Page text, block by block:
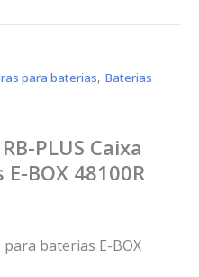
para baterias, Baterias
PLUS Caixa
BOX 48100R
para baterias E-BOX